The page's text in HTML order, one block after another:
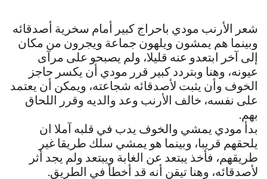
شعر الأرنب مودي باحراج كبير أمام سخرية أصدقائه
وبينما هم يمشون ويلهون جماعة ويجرون من مكان
إلى آخر ابتعدو عنه قليلا، ولم يصبحو على مرآى
عيونه، وهنا وبتردد كبير قرر مودي أن يكسر حاجز
الخوف وأن يثبت لأصدقائه شجاعته، ويمكن أن يعتمد
على نفسه، خالف الأرنب وعد والديه وقرر اللحاق
بهم.
بدأ مودي يمشي والخوف يدب في قلبه آملا ان
يلحقهم قريبا، وبينما هو يمشي سلك طريقا غير
طريقهم، فأخذ يبتعد عن الغابة ويبتعد ولم يجد أثر
لأصدقائه، وهنا تيقن أنه قد أخطأ في الطريق.